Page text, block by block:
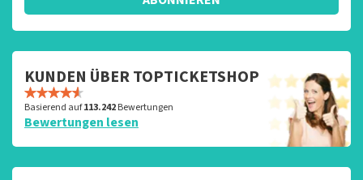
KUNDEN ÜBER TOPTICKETSHOP
Basierend auf113.242Bewertungen
Bewertungen lesen